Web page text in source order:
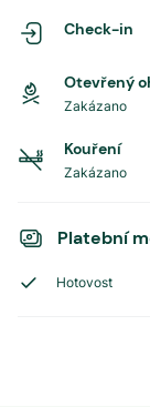
Check-in
Otevřený
Zakázano
Kouření
Zakázano
Platební
Hotovost